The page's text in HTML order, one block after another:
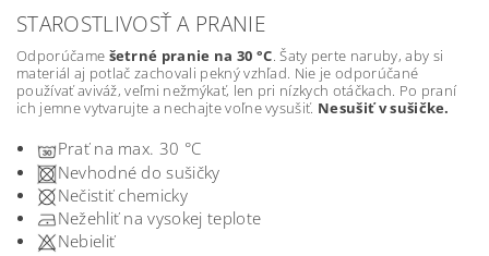
STAROSTLIVOSŤ A PRANIE
Odporúčame šetrné pranie na 30 °C. Šaty perte naruby, aby si
materiál aj potlač zachovali pekný vzhľad. Nie je odporúčané
používať aviváž, veľmi nežmýkať, len pri nízkych otáčkach. Po praní
ich jemne vytvarujte a nechajte voľne vysušiť. Nesušiť v sušičke.
Prať na max. 30 °C
Nevhodné do sušičky
Nečistiť chemicky
Nežehliť na vysokej teplote
Nebieliť